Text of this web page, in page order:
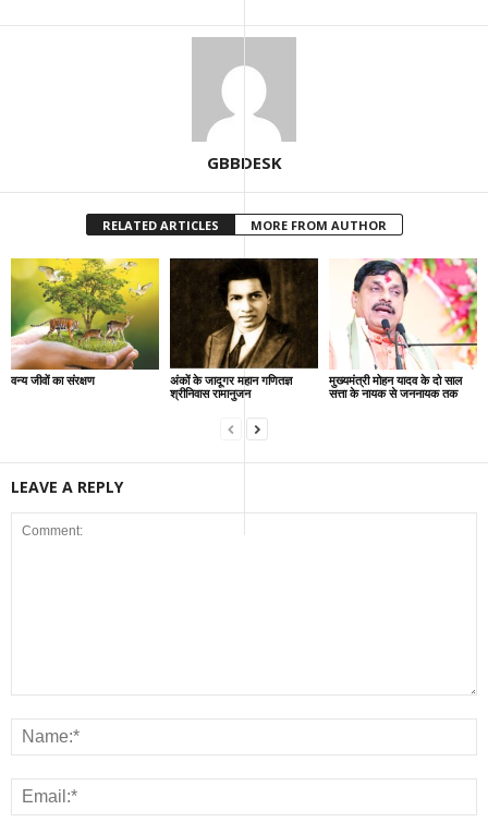
GBBDESK
RELATED ARTICLES MORE FROM AUTHOR
वन्य जीवों का संरक्षण
अंकों के जादूगर महान गणितज्ञ
श्रीनिवास रामानुजन
मुख्यमंत्री मोहन यादव के दो साल
सत्ता के नायक से जननायक तक
LEAVE A REPLY